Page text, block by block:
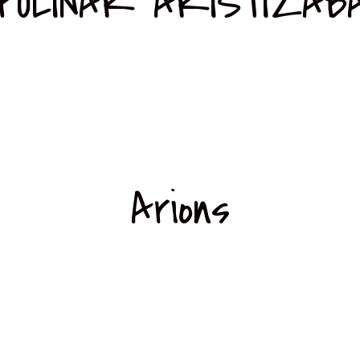
Arions